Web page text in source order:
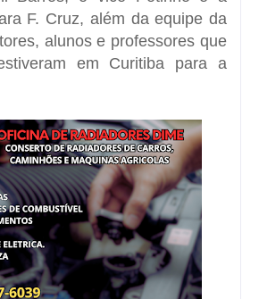
F. Cruz, além da equipe da
alunos e professores que
em Curitiba para a